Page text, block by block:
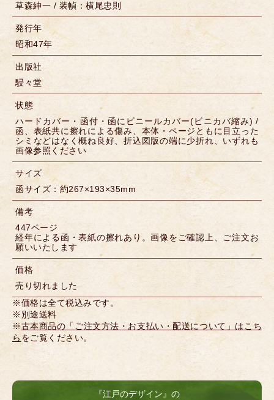
草森紳一 / 装幀：横尾忠則
発行年
昭和47年
出版社
駸々堂
状態
ハードカバー・函付・函にビニールカバー(ビニカバ縮み) /
函、表紙共に擦れによる傷み、本体・ページともに目立った
シミなどはなく概ね良好、折込図版の端に少折れ、いずれも
画像参照ください
サイズ
函サイズ：約267×193×35mm
備考
447ページ
経年による函・表紙の擦れあり。画像をご確認上、ご注文お
願いいたします
価格
売り切れました
※価格は全て税込みです。
※別途送料
※古本商品の「ご注文方法・お支払い・配送について」はこち
ら をご覧ください。
『江戸のデザイン』の